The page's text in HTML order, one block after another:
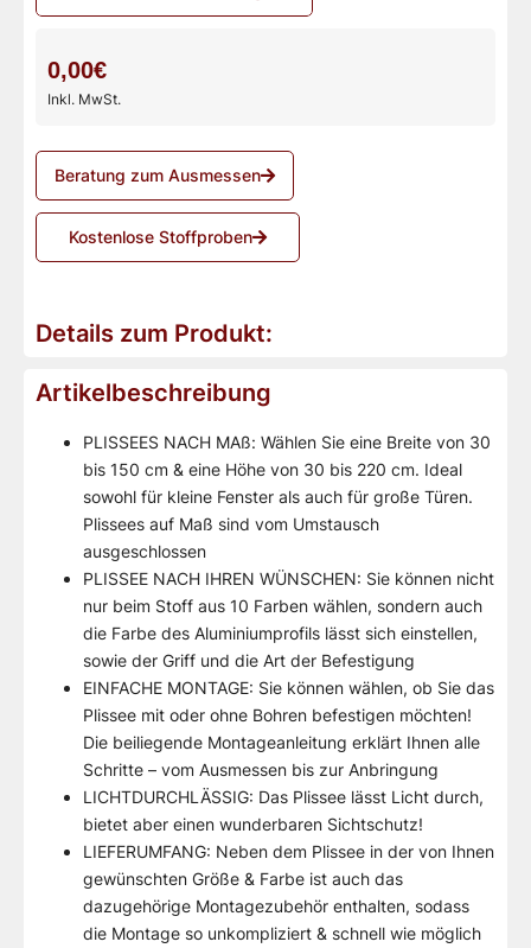
0,00€
Inkl. MwSt.
Beratung zum Ausmessen
Kostenlose Stoffproben
Details zum Produkt:
Artikelbeschreibung
PLISSEES NACH MAß: Wählen Sie eine Breite von 30
bis 150 cm & eine Höhe von 30 bis 220 cm. Ideal
sowohl für kleine Fenster als auch für große Türen.
Plissees auf Maß sind vom Umstausch
ausgeschlossen
PLISSEE NACH IHREN WÜNSCHEN: Sie können nicht
nur beim Stoff aus 10 Farben wählen, sondern auch
die Farbe des Aluminiumprofils lässt sich einstellen,
sowie der Griff und die Art der Befestigung
EINFACHE MONTAGE: Sie können wählen, ob Sie das
Plissee mit oder ohne Bohren befestigen möchten!
Die beiliegende Montageanleitung erklärt Ihnen alle
Schritte – vom Ausmessen bis zur Anbringung
LICHTDURCHLÄSSIG: Das Plissee lässt Licht durch,
bietet aber einen wunderbaren Sichtschutz!
LIEFERUMFANG: Neben dem Plissee in der von Ihnen
gewünschten Größe & Farbe ist auch das
dazugehörige Montagezubehör enthalten, sodass
die Montage so unkompliziert & schnell wie möglich